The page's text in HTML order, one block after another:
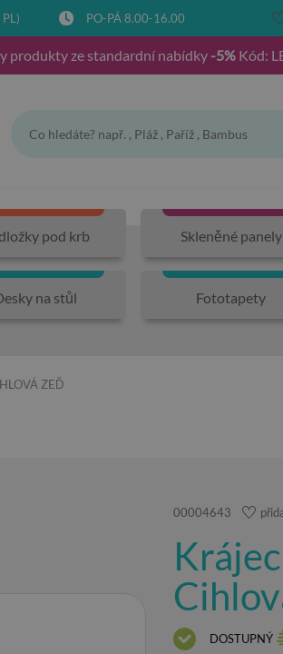
PO-PÁ 8.00-16.00
produkty ze standardní nabídky -5%Kód:
pod krb Skleněné panely
na stůl Fototapety
ZEĎ
00004643
DOSTUPNÝ